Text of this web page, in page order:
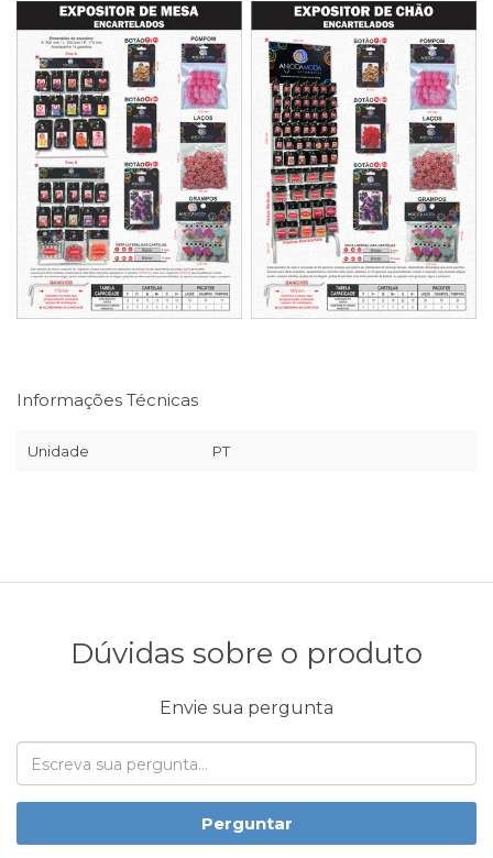
Informações Técnicas
Unidade PT
Dúvidas sobre o produto
Envie sua pergunta
Perguntar